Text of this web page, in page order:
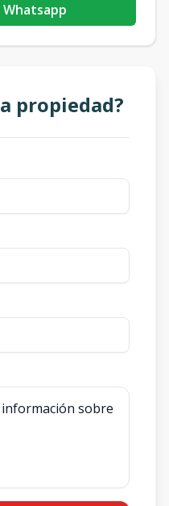
Whatsapp
propiedad?